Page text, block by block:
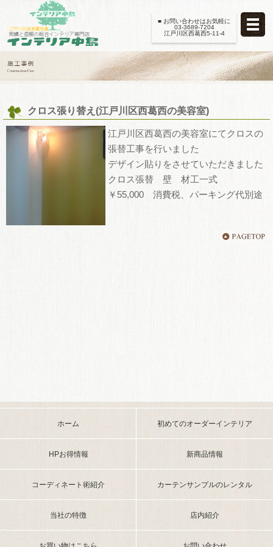
■ お問い合わせはお気軽に
03-3689-7204
江戸川区西葛西5-11-4
クロス張り替え(江戸川区西葛西の美容室)
江戸川区西葛西の美容室にてクロスの
張替工事を行いました
デザイン貼りをさせていただきました
クロス張替 壁 材工一式
￥55,000 消費税、パーキング代別途
ホーム 初めてのオーダーインテリア
HPお得情報 新商品情報
コーディネート術紹介 カーテンサンプルのレンタル
当社の特徴 店内紹介